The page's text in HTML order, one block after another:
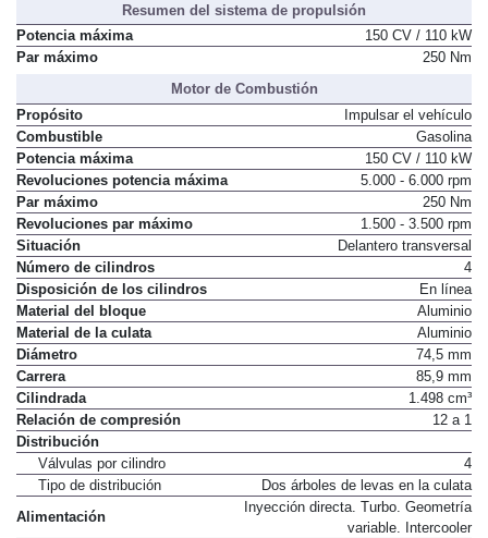
Resumen del sistema de propulsión
Potencia máxima
150 CV / 110 kW
Par máximo
250 Nm
Motor de Combustión
Propósito
Impulsar el vehículo
Combustible
Gasolina
Potencia máxima
150 CV / 110 kW
Revoluciones potencia máxima
5.000 - 6.000 rpm
Par máximo
250 Nm
Revoluciones par máximo
1.500 - 3.500 rpm
Situación
Delantero transversal
Número de cilindros
4
Disposición de los cilindros
En línea
Material del bloque
Aluminio
Material de la culata
Aluminio
Diámetro
74,5 mm
Carrera
85,9 mm
Cilindrada
1.498 cm³
Relación de compresión
12 a 1
Distribución
Válvulas por cilindro
4
Tipo de distribución
Dos árboles de levas en la culata
Alimentación
Inyección directa. Turbo. Geometría
variable. Intercooler